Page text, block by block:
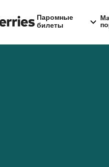
Паромные
билеты